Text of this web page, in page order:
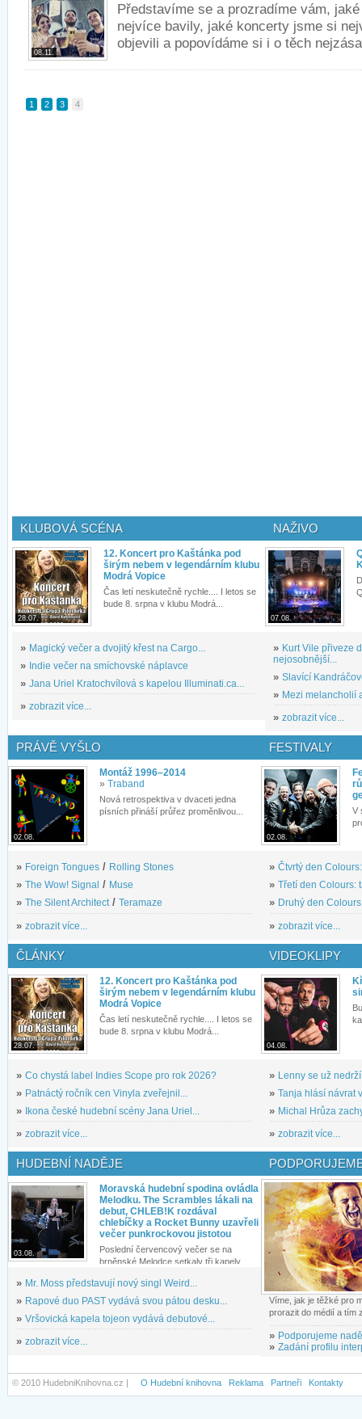
08.11.
Představíme se a prozradíme vám,
nejvíce bavily, jaké koncerty jsme si
objevili a popovídáme si i o těch
1 2 3 4
KLUBOVÁ SCÉNA
28.07.
12. Koncert pro Kaštánka pod
širým nebem v legendárním klubu
Modrá Vopice
Čas letí neskutečně rychle.... I letos se
bude 8. srpna v klubu Modrá...
» Magický večer a dvojitý křest na Cargo...
» Indie večer na smíchovské náplavce
» Jana Uriel Kratochvílová s kapelou Illuminati.ca...
» zobrazit více...
NAŽIVO
07.08.
» Kurt Vile přiveze
nejosobnější...
» Slavící
» Mezi melancholií
» zobrazit více...
PRÁVĚ VYŠLO
02.08.
Montáž 1996–2014
» Traband
Nová retrospektiva v dvaceti jedna
písních přináší průřez proměnlivou...
» Foreign Tongues / Rolling Stones
» The Wow! Signal / Muse
» The Silent Architect/ Teramaze
» zobrazit více...
FESTIVALY
02.08.
V
» Čtvrtý den
» Třetí den Colours:
» Druhý den
» zobrazit více...
ČLÁNKY
28.07.
12. Koncert pro Kaštánka pod
širým nebem v legendárním klubu
Modrá Vopice
Čas letí neskutečně rychle.... I letos se
bude 8. srpna v klubu Modrá...
» Co chystá label Indies Scope pro rok 2026?
» Patnáctý ročník cen Vinyla zveřejnil...
» Ikona české hudební scény Jana Uriel...
» zobrazit více...
VIDEOKLIPY
04.08.
» Lenny se už
» Tanja hlásí návrat
» Michal Hrůza
» zobrazit více...
HUDEBNÍ NADĚJE
03.08.
Moravská hudební spodina ovládla
Melodku. The Scrambles lákali na
debut, CHLEB!K rozdával
chlebíčky a Rocket Bunny uzavřeli
večer punkrockovou jistotou
Poslední červencový večer se na
brněnské Melodce setkaly tři kapely...
» Mr. Moss představují nový singl Weird...
» Rapové duo PAST vydává svou pátou desku...
» Vršovická kapela tojeon vydává debutové...
» zobrazit více...
Víme, jak je těžké pro
prorazit do médií a tím
» Podporujeme
» Zadání profilu
© 2010 HudebniKnihovna.cz | O Hudební knihovna Reklama Partneři Kontakty